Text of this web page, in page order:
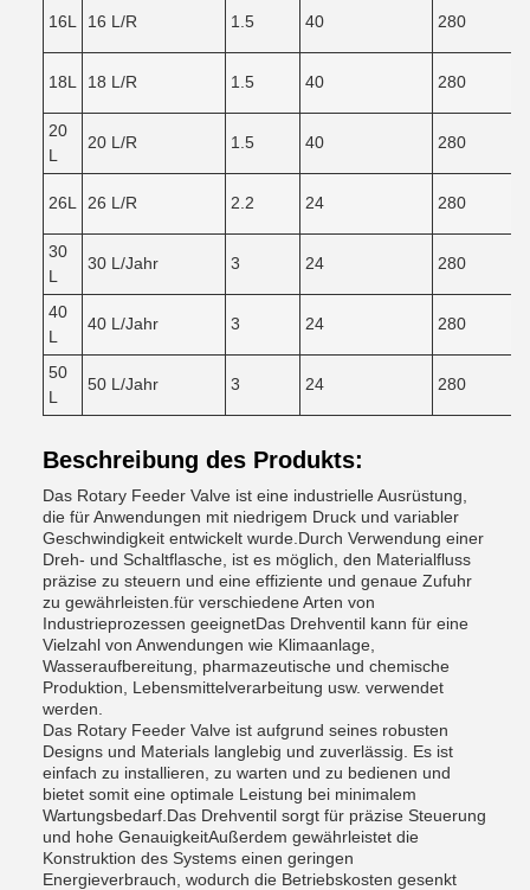
16L 16 L/R 1.5 40 280
18L 18 L/R 1.5 40 280
20
L
20 L/R 1.5 40 280
26L 26 L/R 2.2 24 280
30
L
30 L/Jahr 3 24 280
40
L
40 L/Jahr 3 24 280
50
L
50 L/Jahr 3 24 280
Beschreibung des Produkts:
Das Rotary Feeder Valve ist eine industrielle Ausrüstung,
die für Anwendungen mit niedrigem Druck und variabler
Geschwindigkeit entwickelt wurde.Durch Verwendung einer
Dreh- und Schaltflasche, ist es möglich, den Materialfluss
präzise zu steuern und eine effiziente und genaue Zufuhr
zu gewährleisten.für verschiedene Arten von
Industrieprozessen geeignetDas Drehventil kann für eine
Vielzahl von Anwendungen wie Klimaanlage,
Wasseraufbereitung, pharmazeutische und chemische
Produktion, Lebensmittelverarbeitung usw. verwendet
werden.
Das Rotary Feeder Valve ist aufgrund seines robusten
Designs und Materials langlebig und zuverlässig. Es ist
einfach zu installieren, zu warten und zu bedienen und
bietet somit eine optimale Leistung bei minimalem
Wartungsbedarf.Das Drehventil sorgt für präzise Steuerung
und hohe GenauigkeitAußerdem gewährleistet die
Konstruktion des Systems einen geringen
Energieverbrauch, wodurch die Betriebskosten gesenkt